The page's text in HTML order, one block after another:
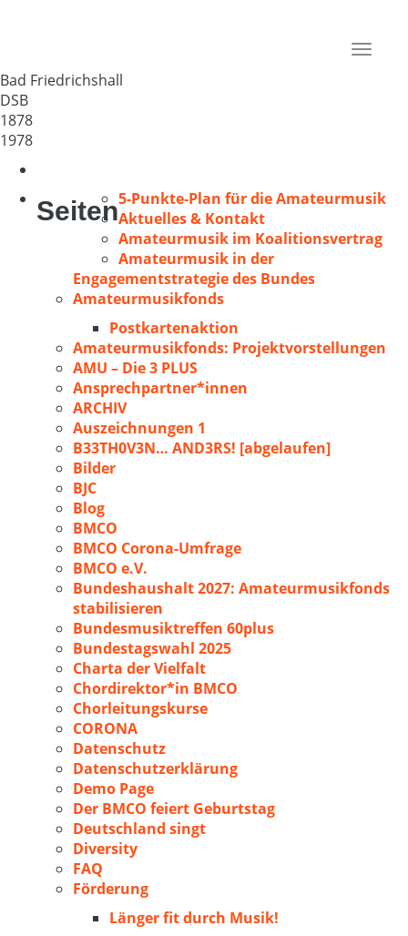
Toggle
Bad Friedrichshall
DSB
1878
1978
Seiten5-Punkte-Plan für die Amateurmusik
Aktuelles & Kontakt
Amateurmusik im Koalitionsvertrag
Amateurmusik in der
Engagementstrategie des Bundes
Amateurmusikfonds
Postkartenaktion
Amateurmusikfonds: Projektvorstellungen
AMU – Die 3 PLUS
Ansprechpartner*innen
ARCHIV
Auszeichnungen 1
B33TH0V3N… AND3RS! [abgelaufen]
Bilder
BJC
Blog
BMCO
BMCO Corona-Umfrage
BMCO e.V.
Bundeshaushalt 2027: Amateurmusikfonds
stabilisieren
Bundesmusiktreffen 60plus
Bundestagswahl 2025
Charta der Vielfalt
Chordirektor*in BMCO
Chorleitungskurse
CORONA
Datenschutz
Datenschutzerklärung
Demo Page
Der BMCO feiert Geburtstag
Deutschland singt
Diversity
FAQ
Förderung
Länger fit durch Musik!